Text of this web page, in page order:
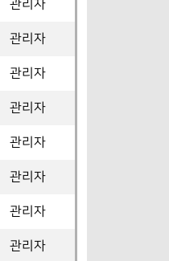
관리자
관리자
관리자
관리자
관리자
관리자
관리자
관리자